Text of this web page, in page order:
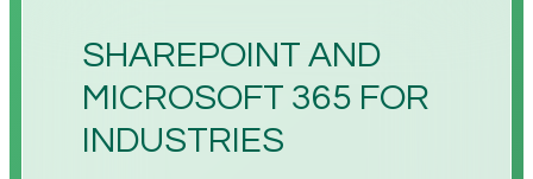
SHAREPOINT AND
MICROSOFT 365 FOR
INDUSTRIES